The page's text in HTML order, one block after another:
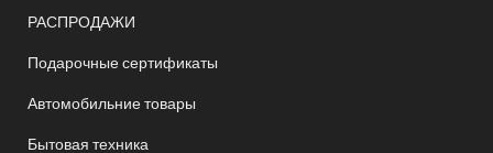
РАСПРОДАЖИ
Подарочные сертификаты
Автомобильние товары
Бытовая техника